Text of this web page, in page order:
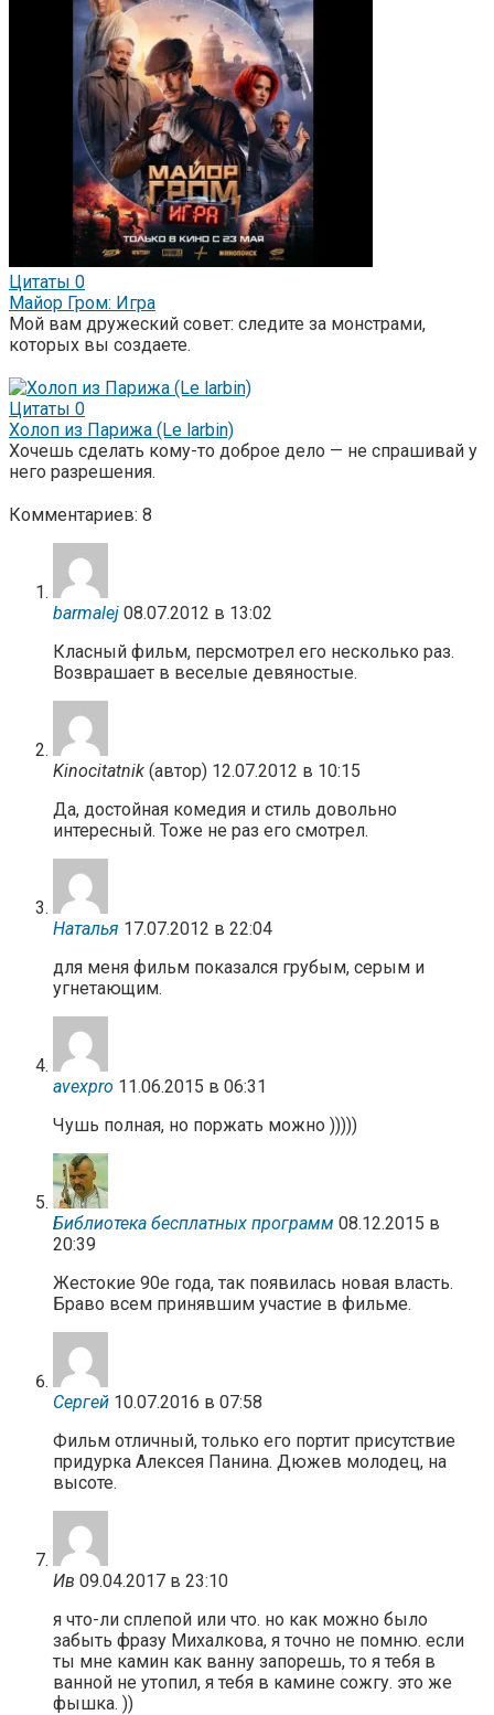
Цитаты 0
Майор Гром: Игра
Мой вам дружеский совет: следите за монстрами,
которых вы создаете.
Цитаты 0
Холоп из Парижа (Le larbin)
Хочешь сделать кому-то доброе дело — не спрашивай у
него разрешения.
Комментариев: 8
barmalej 08.07.2012 в 13:02
Класный фильм, персмотрел его несколько раз.
Возврашает в веселые девяностые.
Kinocitatnik (автор) 12.07.2012 в 10:15
Да, достойная комедия и стиль довольно
интересный. Тоже не раз его смотрел.
Наталья 17.07.2012 в 22:04
для меня фильм показался грубым, серым и
угнетающим.
avexpro 11.06.2015 в 06:31
Чушь полная, но поржать можно )))))
Библиотека бесплатных программ 08.12.2015 в
20:39
Жестокие 90е года, так появилась новая власть.
Браво всем принявшим участие в фильме.
Сергей 10.07.2016 в 07:58
Фильм отличный, только его портит присутствие
придурка Алексея Панина. Дюжев молодец, на
высоте.
Ив 09.04.2017 в 23:10
я что-ли сплепой или что. но как можно было
забыть фразу Михалкова, я точно не помню. если
ты мне камин как ванну запорешь, то я тебя в
ванной не утопил, я тебя в камине сожгу. это же
фышка. ))